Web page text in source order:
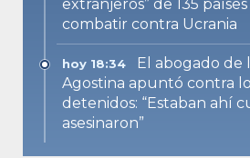
extranjeros” de 135
combatir contra Ucrania
hoy 18:34
El abogado de
Agostina apuntó contra
detenidos: “Estaban ahí
asesinaron”